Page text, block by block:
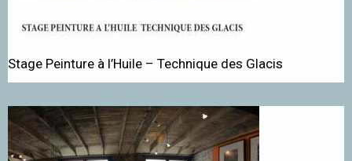
Stage Peinture à l’Huile – Technique des Glacis